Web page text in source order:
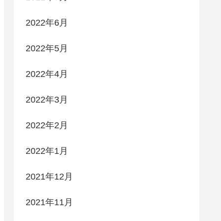
2022年6月
2022年5月
2022年4月
2022年3月
2022年2月
2022年1月
2021年12月
2021年11月